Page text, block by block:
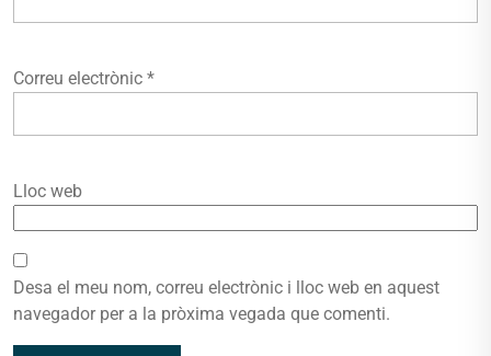
Correu electrònic *
Lloc web
Desa el meu nom, correu electrònic i lloc web en aquest
navegador per a la pròxima vegada que comenti.